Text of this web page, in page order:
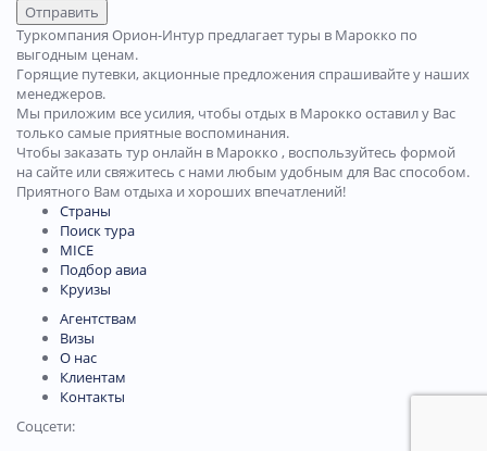
Отправить
Туркомпания Орион-Интур предлагает туры в Марокко по
выгодным ценам.
Горящие путевки, акционные предложения спрашивайте у наших
менеджеров.
Мы приложим все усилия, чтобы отдых в Марокко оставил у Вас
только самые приятные воспоминания.
Чтобы заказать тур онлайн в Марокко , воспользуйтесь формой
на сайте или свяжитесь с нами любым удобным для Вас способом.
Приятного Вам отдыха и хороших впечатлений!
Страны
Поиск тура
MICE
Подбор авиа
Круизы
Агентствам
Визы
О нас
Клиентам
Контакты
Соцсети: